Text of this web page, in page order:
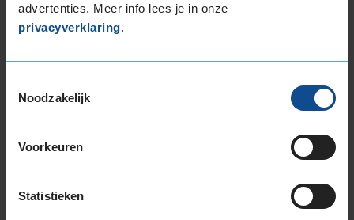
advertenties. Meer info lees je in onze
privacyverklaring.
Noodzakelijk
Voorkeuren
Statistieken
19-inch banden
195/55R19 94T EXTRALOAD
225/40R19 93T EXTRALOAD
235/35R19 91W EXTRALOAD